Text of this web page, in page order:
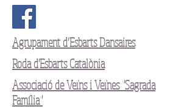
Agrupament d’Esbarts Dansaires
Roda d'Esbarts Catalònia
Associació de Veïns i Veïnes "Sagrada
Família"